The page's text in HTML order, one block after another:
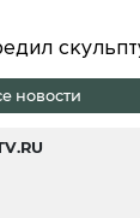
новости